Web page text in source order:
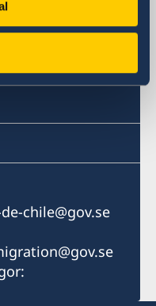
3
Chile
chile@gov.se